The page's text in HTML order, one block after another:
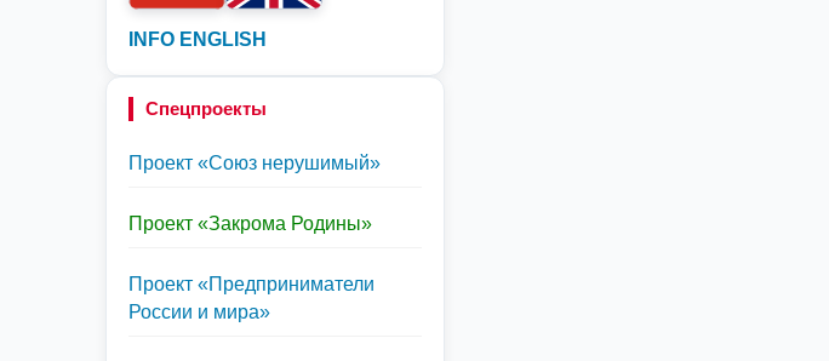
INFO ENGLISH
Спецпроекты
Проект «Союз нерушимый»
Проект «Закрома Родины»
Проект «Предприниматели
России и мира»